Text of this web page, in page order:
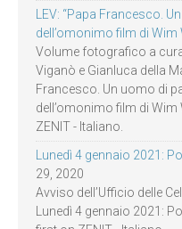
LEV: “Papa Francesco.
dell’omonimo film di Wim
Volume fotografico a
Viganò e Gianluca della
Francesco. Un uomo di
dell’omonimo film di
ZENIT - Italiano.
Lunedì 4 gennaio 2021:
29, 2020
Avviso dell’Ufficio delle
Lunedì 4 gennaio 2021: